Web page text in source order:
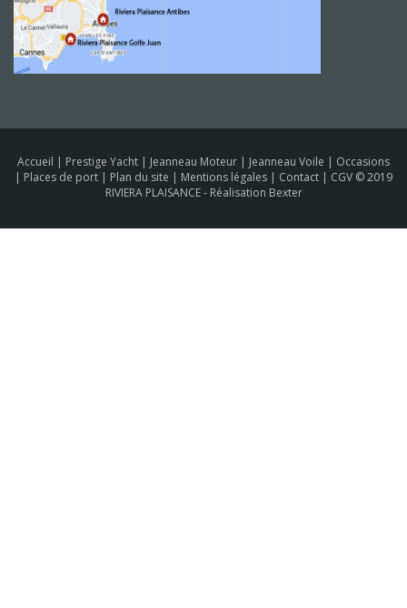
Accueil | Prestige Yacht | Jeanneau Moteur | Jeanneau Voile | Occasions
| Places de port | Plan du site | Mentions légales | Contact | CGV © 2019
RIVIERA PLAISANCE - Réalisation Bexter